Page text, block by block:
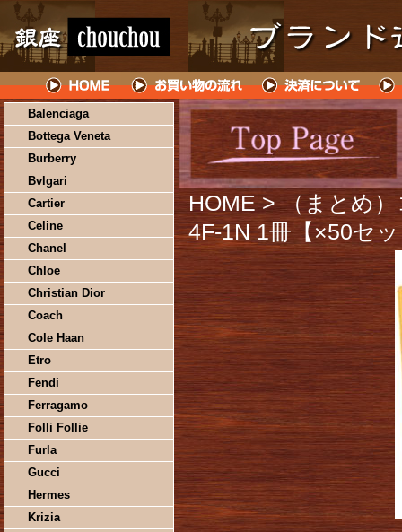
Balenciaga
Bottega Veneta
Burberry
Bvlgari
Cartier
Celine
Chanel
Chloe
Christian Dior
Coach
Cole Haan
Etro
Fendi
Ferragamo
Folli Follie
Furla
Gucci
Hermes
Krizia
HOME > （まとめ
4F-1N 1冊【×50セ